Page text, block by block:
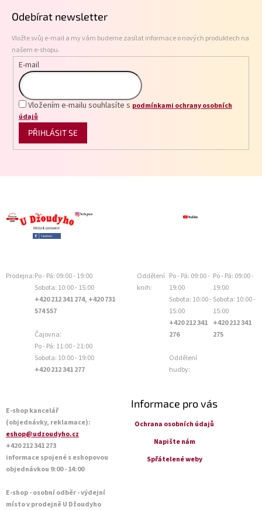
Odebírat newsletter
Vložte svůj e-mail a my vám budeme zasílat informace o nových produktech na
našem e-shopu.
E-mail
Vložením e-mailu souhlasíte s podmínkami ochrany osobních
údajů
PŘIHLÁSIT SE
Prodejna:Po - Pá: 09:00 - 19:00
Sobota: 10:00 - 15:00
+420 212 341 274, +420 731
574 557
Čajovna:
Po - Pá: 11:00 - 21:00
Sobota: 10:00 - 19:00
+420 212 341 277
Oddělení
knih:
Po - Pá: 09:00 -
19:00
Sobota: 10:00 -
15:00
+420 212 341
276
Oddělení
hudby:
Po - Pá: 09:00 -
19:00
Sobota: 10:00 -
15:00
+420 212 341
275
E-shop kancelář
(objednávky, reklamace):
eshop@udzoudyho.cz
+420 212 341 273
informace spojené s eshopovou
objednávkou 9:00 - 14:00
E-shop - osobní odběr - výdejní
místo v prodejně U Džoudyho
Informace pro vás
Ochrana osobních údajů
Napište nám
Spřátelené weby